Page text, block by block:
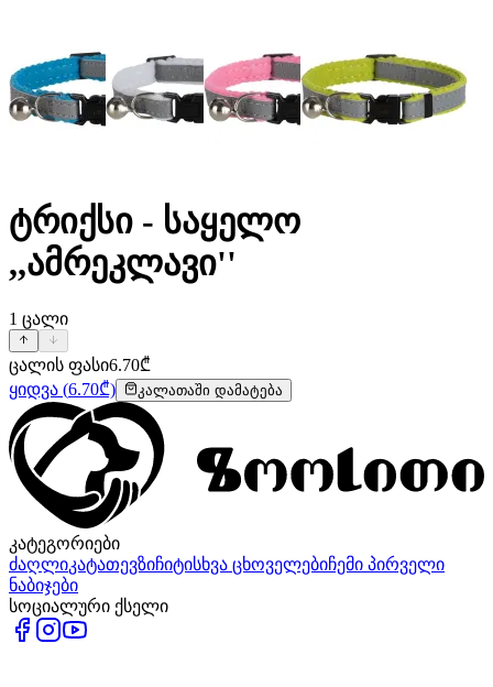
ტრიქსი - საყელო
,,ამრეკლავი''
1 ცალი
ცალის ფასი6.70₾
ყიდვა (6.70₾) კალათაში დამატება
კატეგორიები
ძაღლიკატათევზიჩიტისხვა ცხოველებიჩემი პირველი
ნაბიჯები
სოციალური ქსელი